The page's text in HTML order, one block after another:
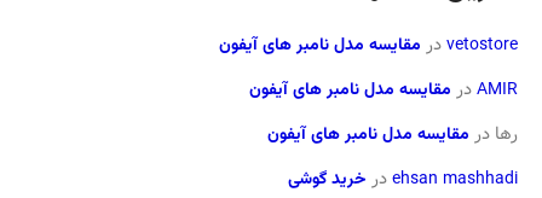
vetostoreدر مقایسه مدل نامبر های آیفون
AMIRدر مقایسه مدل نامبر های آیفون
رها در مقایسه مدل نامبر های آیفون
ehsan mashhadiدر خرید گوشی